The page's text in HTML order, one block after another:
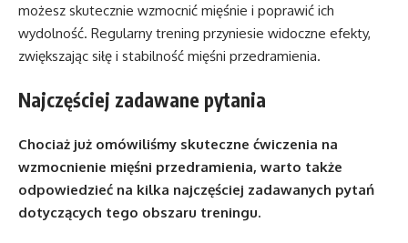
możesz skutecznie wzmocnić mięśnie i poprawić ich
wydolność. Regularny trening przyniesie widoczne efekty,
zwiększając siłę i stabilność mięśni przedramienia.
Najczęściej zadawane pytania
Chociaż już omówiliśmy skuteczne ćwiczenia na
wzmocnienie mięśni przedramienia, warto także
odpowiedzieć na kilka najczęściej zadawanych pytań
dotyczących tego obszaru treningu.